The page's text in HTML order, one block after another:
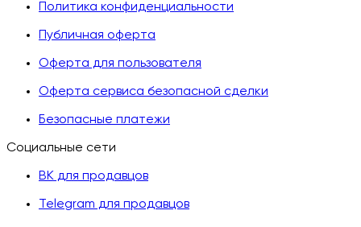
Политика конфиденциальности
Публичная оферта
Оферта для пользователя
Оферта сервиса безопасной сделки
Безопасные платежи
Социальные сети
ВК для продавцов
Telegram для продавцов